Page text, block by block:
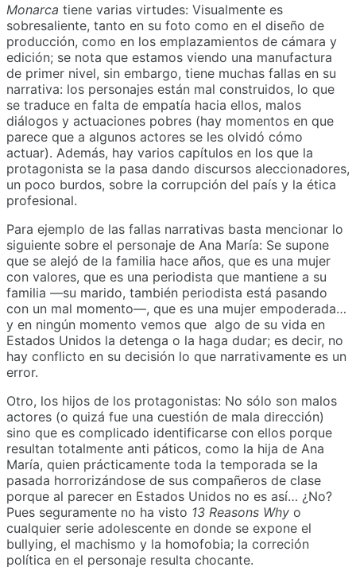
Monarca tiene varias virtudes: Visualmente es
sobresaliente, tanto en su foto como en el diseño de
producción, como en los emplazamientos de cámara y
edición; se nota que estamos viendo una manufactura
de primer nivel, sin embargo, tiene muchas fallas en su
narrativa: los personajes están mal construidos, lo que
se traduce en falta de empatía hacia ellos, malos
diálogos y actuaciones pobres (hay momentos en que
parece que a algunos actores se les olvidó cómo
actuar). Además, hay varios capítulos en los que la
protagonista se la pasa dando discursos aleccionadores,
un poco burdos, sobre la corrupción del país y la ética
profesional.
Para ejemplo de las fallas narrativas basta mencionar lo
siguiente sobre el personaje de Ana María: Se supone
que se alejó de la familia hace años, que es una mujer
con valores, que es una periodista que mantiene a su
familia —su marido, también periodista está pasando
con un mal momento—, que es una mujer empoderada…
y en ningún momento vemos que algo de su vida en
Estados Unidos la detenga o la haga dudar; es decir, no
hay conflicto en su decisión lo que narrativamente es un
error.
Otro, los hijos de los protagonistas: No sólo son malos
actores (o quizá fue una cuestión de mala dirección)
sino que es complicado identificarse con ellos porque
resultan totalmente anti páticos, como la hija de Ana
María, quien prácticamente toda la temporada se la
pasada horrorizándose de sus compañeros de clase
porque al parecer en Estados Unidos no es así… ¿No?
Pues seguramente no ha visto 13 Reasons Why o
cualquier serie adolescente en donde se expone el
bullying, el machismo y la homofobia; la correción
política en el personaje resulta chocante.